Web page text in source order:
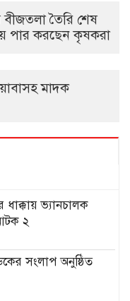
তৈরি শেষ
পার করছেন কৃষকরা
মাদক
ভ্যানচালক
২
সংলাপ অনুষ্ঠিত